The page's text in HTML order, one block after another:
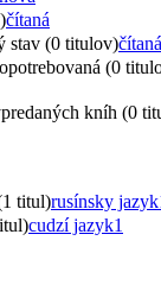
čítaná
stav (0 titulov)
(0
kníh (0
titul)rusínsky jazyk
cudzí jazyk1